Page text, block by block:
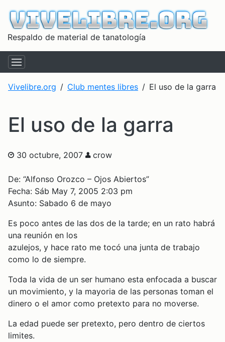
Respaldo de material de tanatología
Vivelibre.org Club mentes libres El uso de la garra
El uso de la garra
30 octubre, 2007 crow
De: “Alfonso Orozco – Ojos Abiertos”
Fecha: Sáb May 7, 2005 2:03 pm
Asunto: Sabado 6 de mayo
Es poco antes de las dos de la tarde; en un rato habrá
una reunión en los
azulejos, y hace rato me tocó una junta de trabajo
como lo de siempre.
Toda la vida de un ser humano esta enfocada a buscar
un movimiento, y la mayoria de las personas toman el
dinero o el amor como pretexto para no moverse.
La edad puede ser pretexto, pero dentro de ciertos
limites.